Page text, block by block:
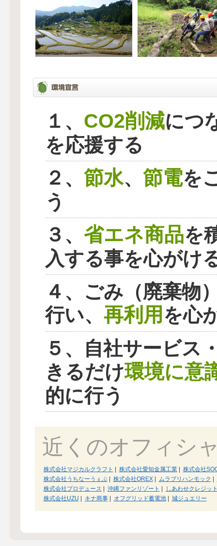
１、 CO2削減につ
を応援する
２、 節水、 節電を
う
３、 省エネ商品を
入する事を心がけ
４、ごみ（廃棄物
行い、 再利用を心
５、自社サービス
きるだけ環境に意
的に行う
近くのオフィシ
株式会社マジカルクラフト 株式会社愛知金属工業|
株式会社
株式会社うちなーうぇぶ| 株式会社OREX| ムラブリハンモック
株式会社プロデュース
沖縄ファンリゾート
しあわせクレジッ
株式会社UZU
キナ商事| オフグリッド蓄電池| 城ジュエリー